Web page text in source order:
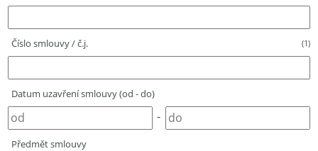
Číslo smlouvy / č.j. (1)
Datum uzavření smlouvy (od - do)
-
Předmět smlouvy